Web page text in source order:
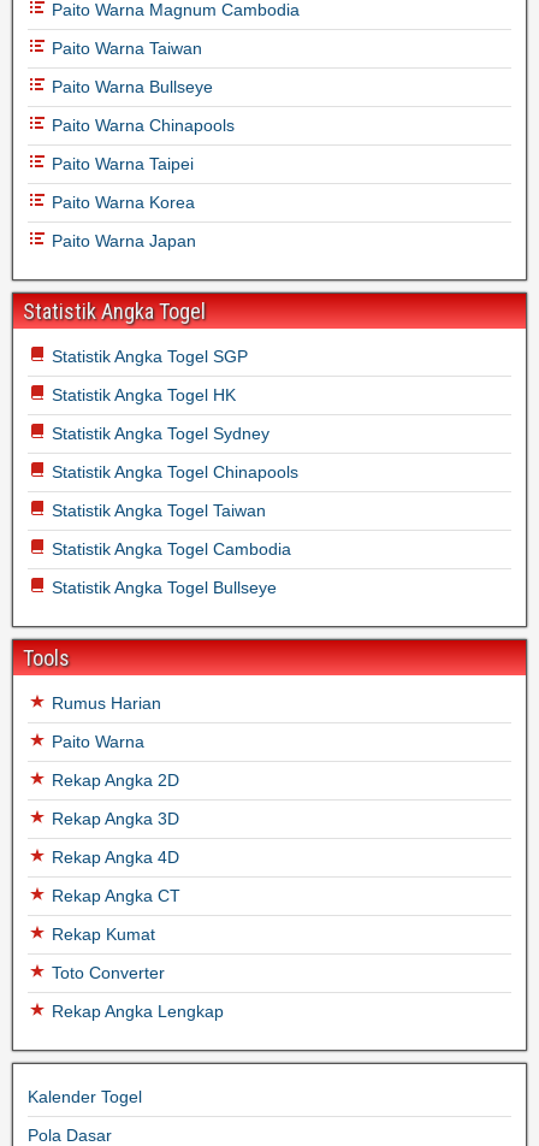
Paito Warna Magnum Cambodia
Paito Warna Taiwan
Paito Warna Bullseye
Paito Warna Chinapools
Paito Warna Taipei
Paito Warna Korea
Paito Warna Japan
Statistik Angka Togel
Statistik Angka Togel SGP
Statistik Angka Togel HK
Statistik Angka Togel Sydney
Statistik Angka Togel Chinapools
Statistik Angka Togel Taiwan
Statistik Angka Togel Cambodia
Statistik Angka Togel Bullseye
Tools
Rumus Harian
Paito Warna
Rekap Angka 2D
Rekap Angka 3D
Rekap Angka 4D
Rekap Angka CT
Rekap Kumat
Toto Converter
Rekap Angka Lengkap
Kalender Togel
Pola Dasar